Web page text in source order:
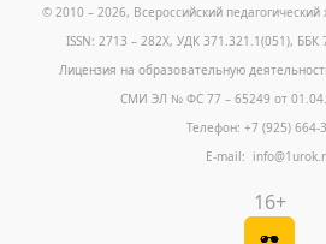
© 2010 – 2026, Всероссийский
ISSN: 2713 – 282X, УДК 371.321.1(051), ББК
Лицензия на образовательную
СМИ ЭЛ № ФС 77 – 65249 от
Телефон: +7 (925) 664-
E-mail:
16+